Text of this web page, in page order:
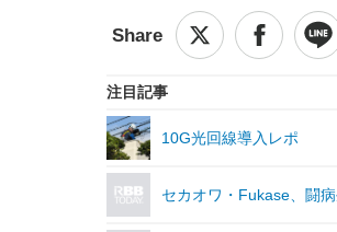
注目記事
10G光回線導入レポ
セカオワ・Fukase、闘